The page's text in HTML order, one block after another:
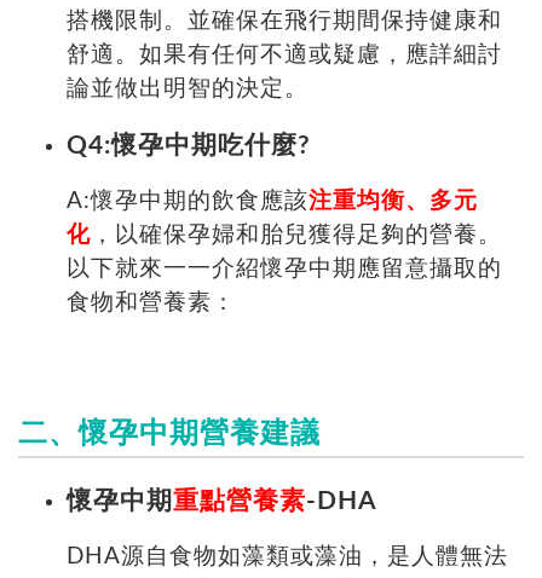
搭機限制。並確保在飛行期間保持健康和
舒適。如果有任何不適或疑慮，應詳細討
論並做出明智的決定。
Q4:懷孕中期吃什麼?
A:懷孕中期的飲食應該注重均衡、多元
化 ，以確保孕婦和胎兒獲得足夠的營養。
以下就來一一介紹懷孕中期應留意攝取的
食物和營養素：
二、懷孕中期營養建議
懷孕中期重點營養素-DHA
DHA源自食物如藻類或藻油，是人體無法